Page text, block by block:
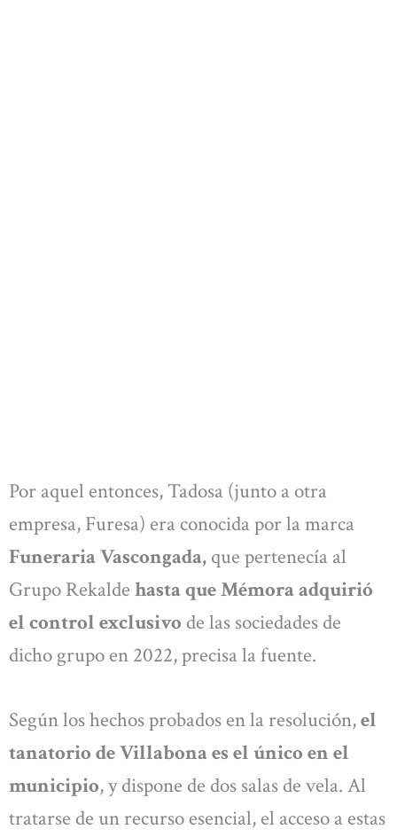
Por aquel entonces, Tadosa (junto a otra
empresa, Furesa) era conocida por la marca
Funeraria Vascongada, que pertenecía al
Grupo Rekalde hasta que Mémora adquirió
el control exclusivo de las sociedades de
dicho grupo en 2022, precisa la fuente.
Según los hechos probados en la resolución,el
tanatorio de Villabona es el único en el
municipio, y dispone de dos salas de vela. Al
tratarse de un recurso esencial, el acceso a estas